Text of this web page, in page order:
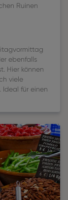
Ruinen
ebenfalls
Hier können
viele
Ideal für einen